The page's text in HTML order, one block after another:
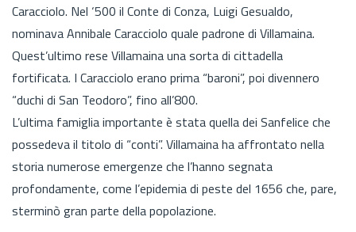
Caracciolo. Nel ‘500 il Conte di Conza, Luigi Gesualdo,
nominava Annibale Caracciolo quale padrone di Villamaina.
Quest’ultimo rese Villamaina una sorta di cittadella
fortificata. I Caracciolo erano prima “baroni”, poi divennero
“duchi di San Teodoro”, fino all’800.
L’ultima famiglia importante è stata quella dei Sanfelice che
possedeva il titolo di “conti”. Villamaina ha affrontato nella
storia numerose emergenze che l’hanno segnata
profondamente, come l’epidemia di peste del 1656 che, pare,
sterminò gran parte della popolazione.